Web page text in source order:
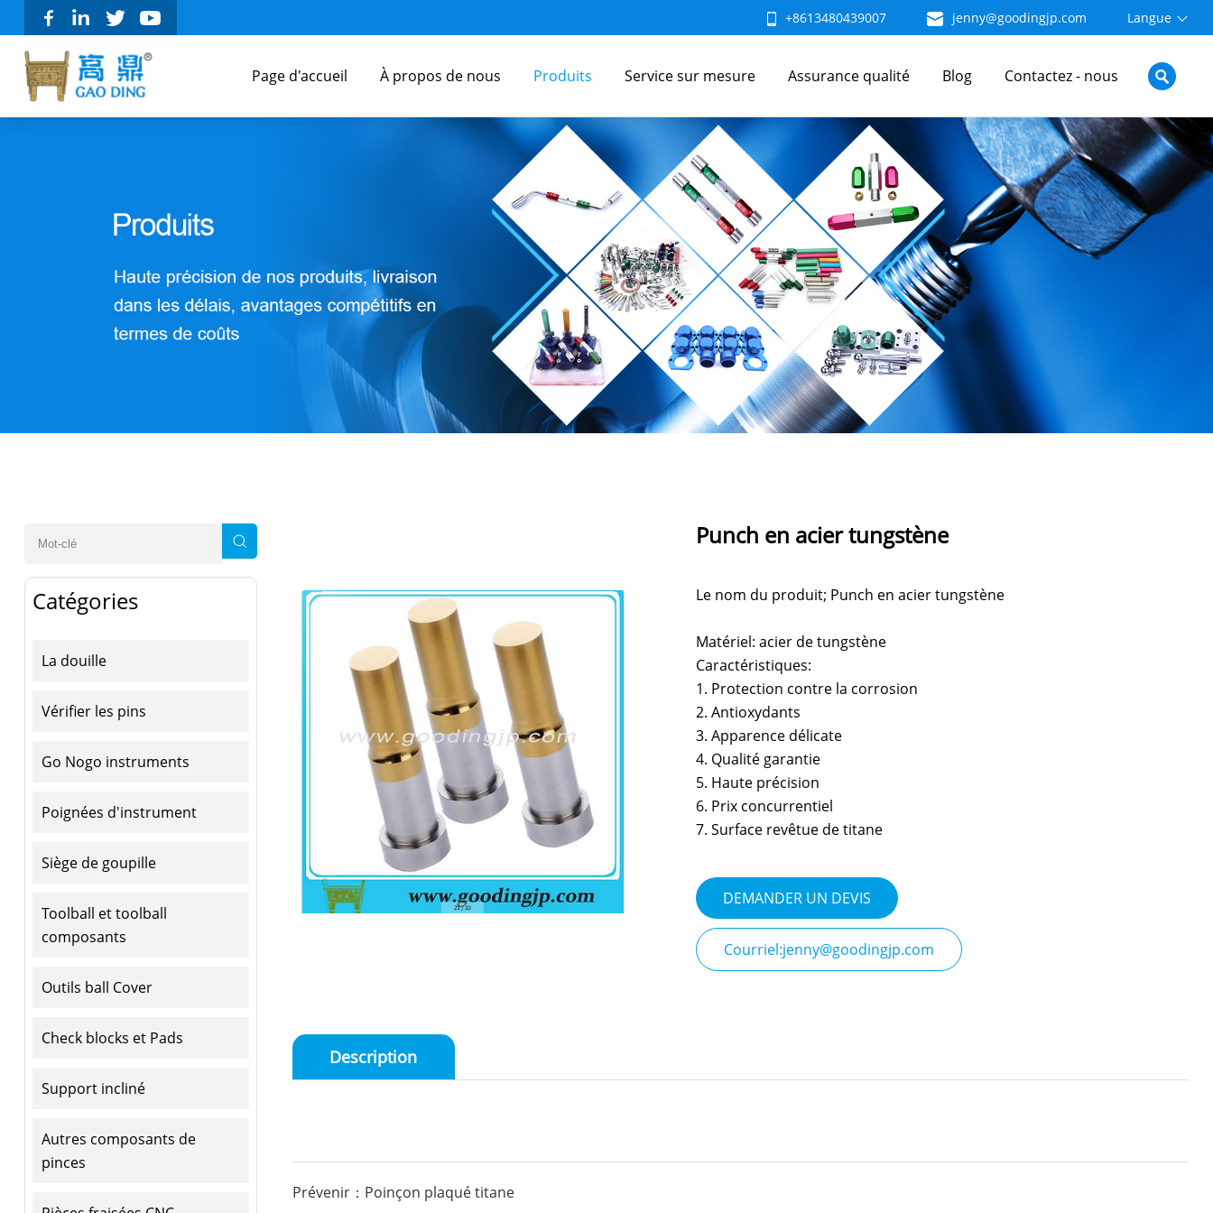
+8613480439007 jenny@goodingjp.com Langue
Page d'accueil À propos de nous Produits Service sur mesure Assurance qualité Blog Contactez - nous
Catégories
La douille
Vérifier les pins
Go Nogo instruments
Poignées d'instrument
Siège de goupille
Toolball et toolball
composants
Outils ball Cover
Check blocks et Pads
Support incliné
Autres composants de
pinces
Punch en acier tungstène
Le nom du produit; Punch en acier tungstène
Matériel: acier de tungstène
Caractéristiques:
1. Protection contre la corrosion
2. Antioxydants
3. Apparence délicate
4. Qualité garantie
5. Haute précision
6. Prix concurrentiel
7. Surface revêtue de titane
DEMANDER UN DEVIS
Courriel:jenny@goodingjp.com
Description
Prévenir：Poinçon plaqué titane